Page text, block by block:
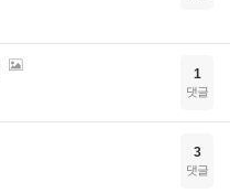
1
댓글
3
댓글